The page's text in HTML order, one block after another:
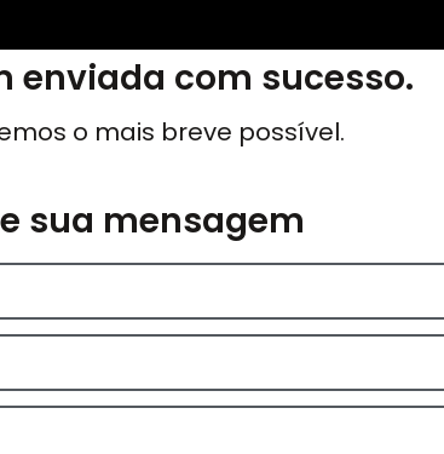
enviada com sucesso.
o mais breve possível.
sua mensagem